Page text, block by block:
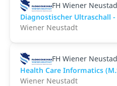
FH Wiener
Diagnostischer Ultraschall
Wiener Neustadt
FH Wiener
Health Care Informatics
Wiener Neustadt